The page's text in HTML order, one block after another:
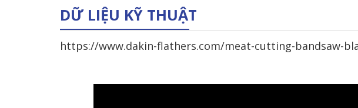
DỮ LIỆU KỸ THUẬT
https://www.dakin-flathers.com/meat-cutting-bandsaw-